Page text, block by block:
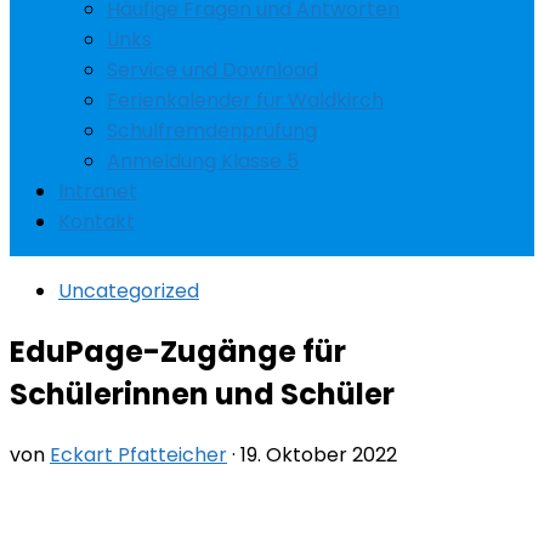
Häufige Fragen und Antworten
Links
Service und Download
Ferienkalender für Waldkirch
Schulfremdenprüfung
Anmeldung Klasse 5
Intranet
Kontakt
Uncategorized
EduPage-Zugänge für
Schülerinnen und Schüler
von Eckart Pfatteicher· 19. Oktober 2022